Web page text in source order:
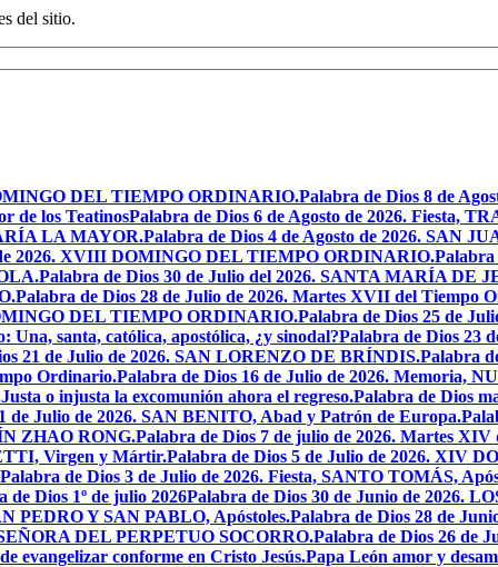
del sitio.
DEL TIEMPO ORDINARIO.Palabra de Dios 8 de
de los TeatinosPalabra de Dios 6 de Agosto de 2026. Fiesta,
LA MAYOR.Palabra de Dios 4 de Agosto de 2026. SAN
2026. XVIII DOMINGO DEL TIEMPO ORDINARIO.Palabra
Palabra de Dios 30 de Julio del 2026. SANTA MARÍA DE
Palabra de Dios 28 de Julio de 2026. Martes XVII del Tiempo
DEL TIEMPO ORDINARIO.Palabra de Dios 25 de
Una, santa, católica, apostólica, ¿y sinodal?Palabra de Dios 23
21 de Julio de 2026. SAN LORENZO DE BRÍNDIS.Palabra
Ordinario.Palabra de Dios 16 de Julio de 2026. Memoria,
Justa o injusta la excomunión ahora el regreso.Palabra de Dios
de Julio de 2026. SAN BENITO, Abad y Patrón de Europa.
ZHAO RONG.Palabra de Dios 7 de julio de 2026. Martes
Virgen y Mártir.Palabra de Dios 5 de Julio de 2026. XIV
Palabra de Dios 3 de Julio de 2026. Fiesta, SANTO TOMÁS,
de Dios 1º de julio 2026Palabra de Dios 30 de Junio de 2026.
PEDRO Y SAN PABLO, Apóstoles.Palabra de Dios 28 de
DEL PERPETUO SOCORRO.Palabra de Dios 26 de
evangelizar conforme en Cristo Jesús.Papa León amor y